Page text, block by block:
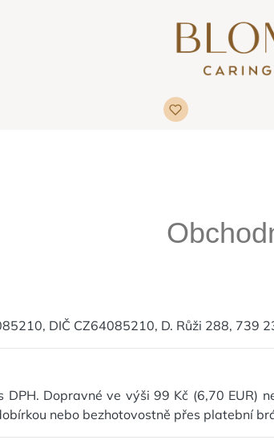
DIČ CZ64085210, D. Růži 288,
DPH. Dopravné ve výši 99 Kč (6,70 EUR)
nebo bezhotovostně přes platební